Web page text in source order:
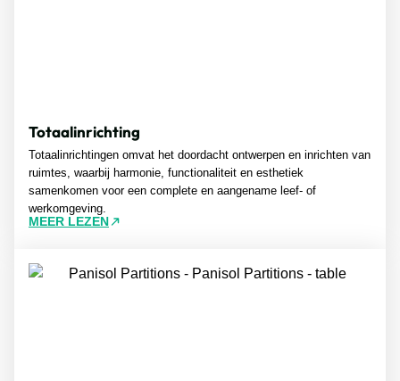
Totaalinrichting
Totaalinrichtingen omvat het doordacht ontwerpen en inrichten van
ruimtes, waarbij harmonie, functionaliteit en esthetiek
samenkomen voor een complete en aangename leef- of
werkomgeving.
MEER LEZEN